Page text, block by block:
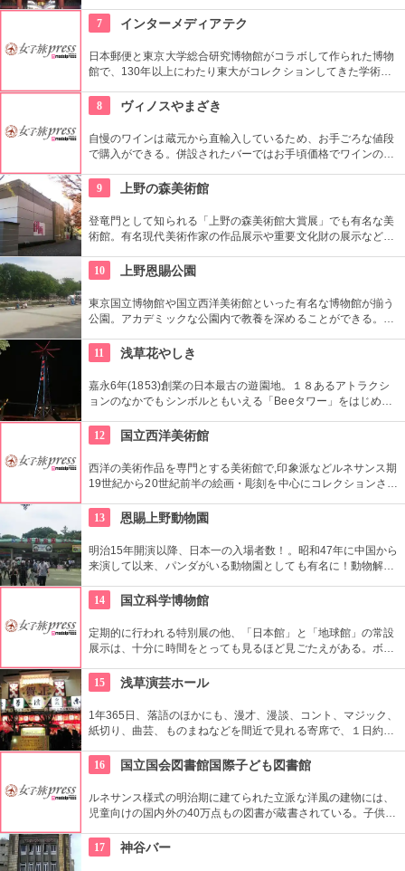
7
インターメディアテク
日本郵便と東京大学総合研究博物館がコラボして作られた博物
館で、130年以上にわたり東大がコレクションしてきた学術コ
ている。
8 ヴィノスやまざき
自慢のワインは蔵元から直輸入しているため、お手ごろな値段
で購入ができる。併設されたバーではお手頃価格でワインのテ
9
上野の森美術館
登竜門として知られる「上野の森美術館大賞展」でも有名な美
術館。有名現代美術作家の作品展示や重要文化財の展示など、
休めるのもいかが？
10 上野恩賜公園
東京国立博物館や国立西洋美術館といった有名な博物館が揃う
公園。アカデミックな公園内で教養を深めることができる。ま
11
浅草花やしき
嘉永6年(1853)創業の日本最古の遊園地。１８あるアトラクシ
ョンのなかでもシンボルともいえる「Beeタワー」をはじめ、
が揃う。
12 国立西洋美術館
西洋の美術作品を専門とする美術館で,印象派などルネサンス期
19世紀から20世紀前半の絵画・彫刻を中心にコレクションされ
家）たちの作品を見ることができる美術館としは日本有数。ロ
ダンの「考える人」はこちらで見れる。設計はル・コルビジェ
が手掛け、建築・インテリア好きにもおすすめ。
13 恩賜上野動物園
明治15年開演以降、日本一の入場者数！。昭和47年に中国から
来演して以来、パンダがいる動物園としても有名に！動物解説
14
国立科学博物館
定期的に行われる特別展の他、「日本館」と「地球館」の常設
展示は、十分に時間をとっても見るほど見ごたえがある。ボラ
とまちがいなし。
15 浅草演芸ホール
1年365日、落語のほかにも、漫才、漫談、コント、マジック、
紙切り、曲芸、ものまねなどを間近で見れる寄席で、１日約４
由席。
16 国立国会図書館国際子ども図書館
ルネサンス様式の明治期に建てられた立派な洋風の建物には、
児童向けの国内外の40万点もの図書が蔵書されている。子供だ
でゆっくり過ごしてみては。
17 神谷バー